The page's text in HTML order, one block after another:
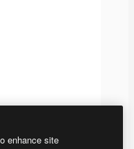
enhance site